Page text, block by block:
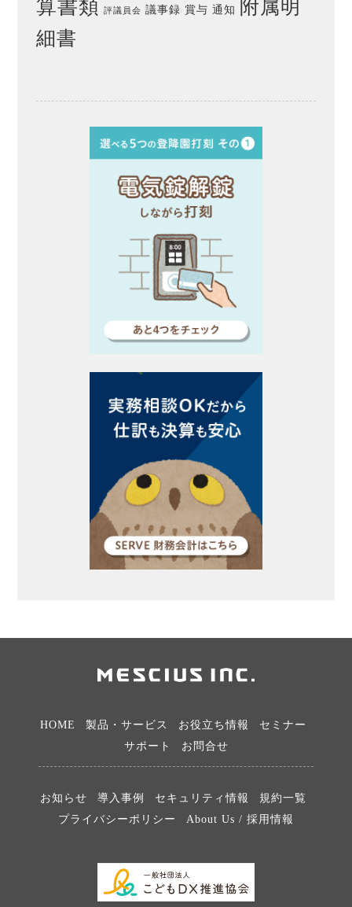
算書類
評議員会 議事録 賞与 通知
附属明
細書
HOME 製品・サービス お役立ち情報
セミナー
サポート
お問合せ
お知らせ 導入事例 セキュリティ情報
規約一覧
プライバシーポリシー
About Us / 採用情報